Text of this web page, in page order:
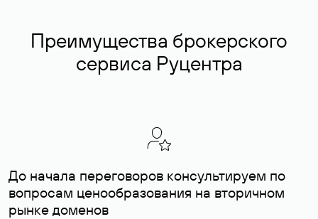
Преимущества брокерского
сервиса Руцентра
До начала переговоров консультируем по
вопросам ценообразования на вторичном
рынке доменов